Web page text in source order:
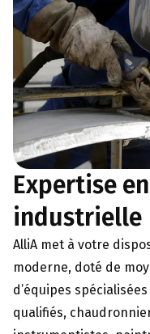
Expertise
industrielle
AlliA met à votre
moderne, doté de
d’équipes
qualifiés,